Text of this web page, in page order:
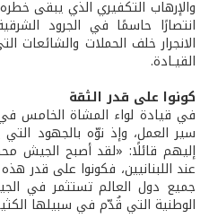
والإرهاب التكفيري الذي يبقى
انتصارًا حاسمًا في الجرود
الانجرار خلف الحملات والشائعات
القيـادة.
كونوا على قدر الثقة
في قيادة لواء المشاة الخامس
سير العمل، وإذ نوّه بالجهود
إليهم قائلًا: «لقد أصبح الجيش
عند اللبنانيين، فكونوا على قدر
جميع دول العالم تستثمر في
الوطنية التي قُدّم في سبيلها